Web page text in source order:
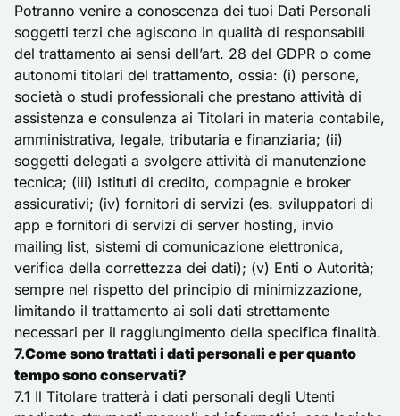
Potranno venire a conoscenza dei tuoi Dati Personali
soggetti terzi che agiscono in qualità di responsabili
del trattamento ai sensi dell’art. 28 del GDPR o come
autonomi titolari del trattamento, ossia: (i) persone,
società o studi professionali che prestano attività di
assistenza e consulenza ai Titolari in materia contabile,
amministrativa, legale, tributaria e finanziaria; (ii)
soggetti delegati a svolgere attività di manutenzione
tecnica; (iii) istituti di credito, compagnie e broker
assicurativi; (iv) fornitori di servizi (es. sviluppatori di
app e fornitori di servizi di server hosting, invio
mailing list, sistemi di comunicazione elettronica,
verifica della correttezza dei dati); (v) Enti o Autorità;
sempre nel rispetto del principio di minimizzazione,
limitando il trattamento ai soli dati strettamente
necessari per il raggiungimento della specifica finalità.
7.Come sono trattati i dati personali e per quanto
tempo sono conservati?
7.1 Il Titolare tratterà i dati personali degli Utenti